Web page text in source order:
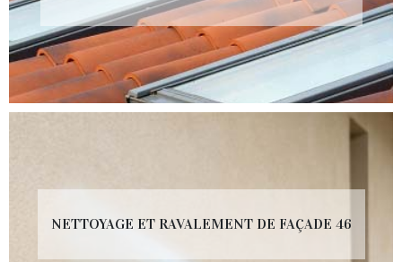
NETTOYAGE ET RAVALEMENT DE FAÇADE 46